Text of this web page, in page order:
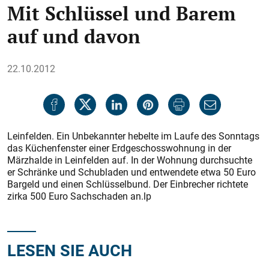
Mit Schlüssel und Barem
auf und davon
22.10.2012
Leinfelden. Ein Unbekannter hebelte im Laufe des Sonntags
das Küchenfenster einer Erdgeschosswohnung in der
Märzhalde in Leinfelden auf. In der Wohnung durchsuchte
er Schränke und Schubladen und entwendete etwa 50 Euro
Bargeld und einen Schlüsselbund. Der Einbrecher richtete
zirka 500 Euro Sachschaden an.lp
LESEN SIE AUCH